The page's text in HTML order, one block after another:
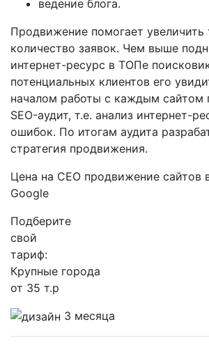
ведение блога.
Продвижение помогает увеличить
количество заявок. Чем выше
интернет-ресурс в ТОПе
потенциальных клиентов его
началом работы с каждым сайтом
SEO-аудит, т.е. анализ интернет-
ошибок. По итогам аудита
стратегия продвижения.
Цена на СЕО продвижение сайтов
Google
Подберите
свой
тариф:
Крупные города
от 35 т.р
3 месяца